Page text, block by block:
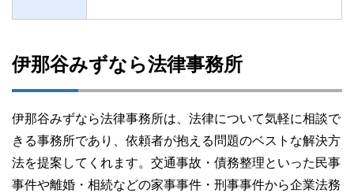
伊那谷みずなら法律事務所
伊那谷みずなら法律事務所は、法律について気軽に相談で
きる事務所であり、依頼者が抱える問題のベストな解決方
法を提案してくれます。交通事故・債務整理といった民事
事件や離婚・相続などの家事事件・刑事事件から企業法務